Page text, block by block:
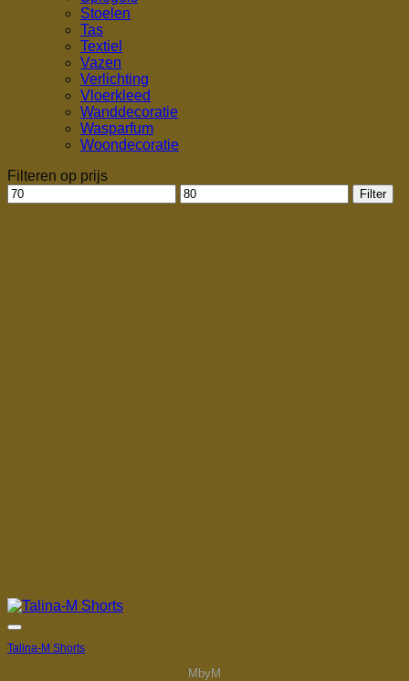
Stoelen
Tas
Textiel
Vazen
Verlichting
Vloerkleed
Wanddecoratie
Wasparfum
Woondecoratie
Filteren op prijs
Min.
prijs
Max.
prijs
Filter
Talina-M Shorts
MbyM